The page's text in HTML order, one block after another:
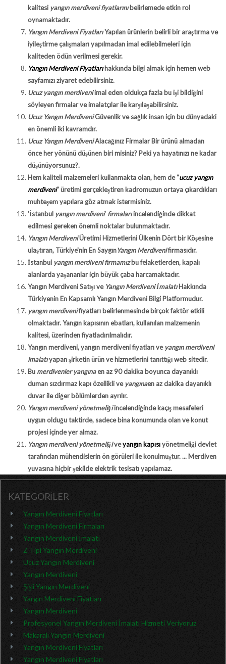
kalitesi yangın merdiveni fiyatlarınıbelirlemede etkin rol
oynamaktadır.
Yangın Merdiveni FiyatlarıYapılan ürünlerin belirli bir araştırma ve
iyileştirme çalışmaları yapılmadan imal edilebilmeleri için
kaliteden ödün verilmesi gerekir.
Yangın Merdiveni Fiyatlarıhakkında bilgi almak için hemen web
sayfamızı ziyaret edebilirsiniz.
Ucuz yangın merdiveniimal eden oldukça fazla bu işi bildiğini
söyleyen firmalar ve imalatçılar ile karşılaşabilirsiniz.
Ucuz Yangın MerdiveniGüvenlik ve sağlık insan için bu dünyadaki
en önemli iki kavramdır.
Ucuz Yangın MerdiveniAlacağınız Firmalar Bir ürünü almadan
önce her yönünü düşünen biri misiniz? Peki ya hayatınızı ne kadar
düşünüyorsunuz?.
Hem kaliteli malzemeleri kullanmakta olan, hem de “ucuz yangın
merdiveni” üretimi gerçekleştiren kadromuzun ortaya çıkardıkları
muhteşem yapılara göz atmak istermisiniz.
'İstanbul yangın merdiveni' firmalarıincelendiğinde dikkat
edilmesi gereken önemli noktalar bulunmaktadır.
Yangın MerdiveniÜretimi Hizmetlerini Ülkenin Dört bir Köşesine
ulaştıran, Türkiye'nin En SaygınYangın Merdivenifirmasıdır.
İstanbul yangın merdiveni firmamızbu felaketlerden, kapalı
alanlarda yaşananlar için büyük çaba harcamaktadır.
Yangın Merdiveni Satışı ve Yangın Merdiveni İmalatıHakkında
Türkiyenin En Kapsamlı Yangın Merdiveni Bilgi Platformudur.
yangın merdivenifiyatları belirlenmesinde birçok faktör etkili
olmaktadır. Yangın kapısının ebatları, kullanılan malzemenin
kalitesi, üzerinden fiyatladırılmalıdır.
Yangın merdiveni, yangın merdiveni fiyatları veyangın merdiveni
imalatıyapan şirketin ürün ve hizmetlerini tanıttığı web sitedir.
Bu merdivenler yangınaen az 90 dakika boyunca dayanıklı
duman sızdırmaz kapı özellikli veyangınaen az dakika dayanıklı
duvar ile diğer bölümlerden ayrılır.
Yangın merdiveni yönetmeliğiincelendiğinde kaçış mesafeleri
uygun olduğu taktirde, sadece bina konumunda olan ve konut
projesi içinde yer almaz.
Yangın merdiveni yönetmeliğiveyangın kapısıyönetmeliği devlet
tarafından mühendislerin ön görüleri ile konulmuştur. ... Merdiven
yuvasına hiçbir şekilde elektrik tesisatı yapılamaz.
KATEGORİLER
Yangın Merdiveni Fiyatları
Yangın Merdiveni Firmaları
Yangın Merdiveni İmalatı
Z Tipi Yangın Merdiveni
Ucuz Yangın Merdiveni
Yangın Merdiveni
Şişli Yangın Merdiveni
Yargın Merdiveni Fiyatları
Yangın Merdiveni
Profesyonel Yangın Merdiveni İmalatı Hizmeti Veriyoruz
Makaralı Yangın Merdiveni
Yangın Merdiveni Fiyatları
Yangın Merdiveni Fiyatları